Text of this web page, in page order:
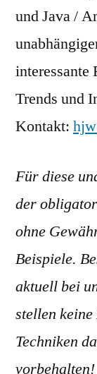
und Java /
interessante
Trends und
Kontakt:
Für diese
der
ohne
Beispiele.
aktuell bei
stellen
Techniken
vorbehalten!